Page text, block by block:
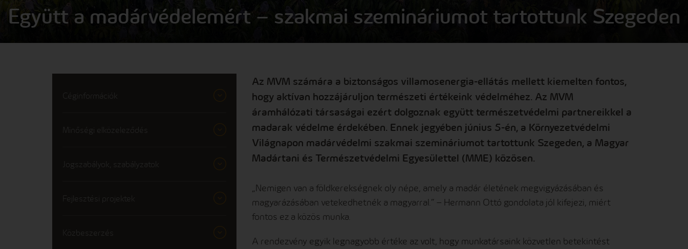
Együtt a madárvédelemért – szakmai szemináriumot tartottunk Szegeden
Céginformációk
Minőségi elközeleződés
Jogszabályok, szabályzatok
Fejlesztési projektek
Közbeszerzés
Az MVM számára a biztonságos villamosenergia-ellátás mellett kiemelten fontos,
hogy aktívan hozzájáruljon természeti értékeink védelméhez. Az MVM
áramhálózati társaságai ezért dolgoznak együtt természetvédelmi partnereikkel a
madarak védelme érdekében. Ennek jegyében június 5-én, a Környezetvédelmi
Világnapon madárvédelmi szakmai szemináriumot tartottunk Szegeden, a Magyar
Madártani és Természetvédelmi Egyesülettel (MME) közösen.
„Nemigen van a földkerekségnek oly népe, amely a madár életének megvigyázásában és
magyarázásában vetekedhetnék a magyarral.” – Hermann Ottó gondolata jól kifejezi, miért
fontos ez a közös munka.
A rendezvény egyik legnagyobb értéke az volt, hogy munkatársaink közvetlen betekintést